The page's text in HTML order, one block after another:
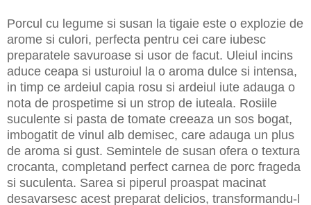
Porcul cu legume si susan la tigaie este o explozie de
arome si culori, perfecta pentru cei care iubesc
preparatele savuroase si usor de facut. Uleiul incins
aduce ceapa si usturoiul la o aroma dulce si intensa,
in timp ce ardeiul capia rosu si ardeiul iute adauga o
nota de prospetime si un strop de iuteala. Rosiile
suculente si pasta de tomate creeaza un sos bogat,
imbogatit de vinul alb demisec, care adauga un plus
de aroma si gust. Semintele de susan ofera o textura
crocanta, completand perfect carnea de porc frageda
si suculenta. Sarea si piperul proaspat macinat
desavarsesc acest preparat delicios, transformandu-l